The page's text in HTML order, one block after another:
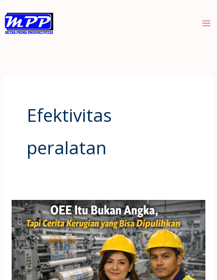
to
content
Efektivitas
peralatan
OEE
Itu
Bukan
Angka,
Tapi
Cerita